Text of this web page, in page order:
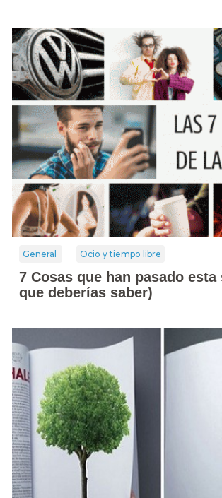
General Ocio y tiempo libre
7 Cosas que han pasado esta
que deberías saber)